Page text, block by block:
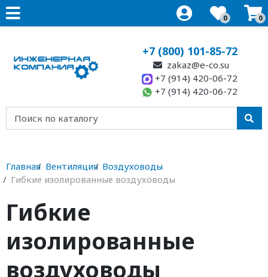
0 0
+7 (800) 101-85-72
zakaz@e-co.su
+7 (914) 420-06-72
+7 (914) 420-06-72
Главная Вентиляция Воздуховоды
Гибкие изолированные воздуховоды
Гибкие
изолированные
воздуховоды